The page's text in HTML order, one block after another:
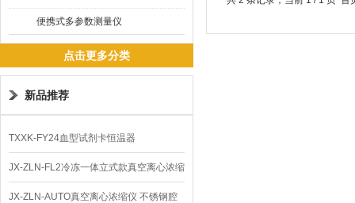
便携式多参数测量仪
点击更多分类
新品推荐
TXXK-FY24血型试剂卡恒温器
JX-ZLN-FL2冷冻一体立式款真空离心浓缩
仪 低温功能
JX-ZLN-AUTO真空离心浓缩仪 不锈钢腔